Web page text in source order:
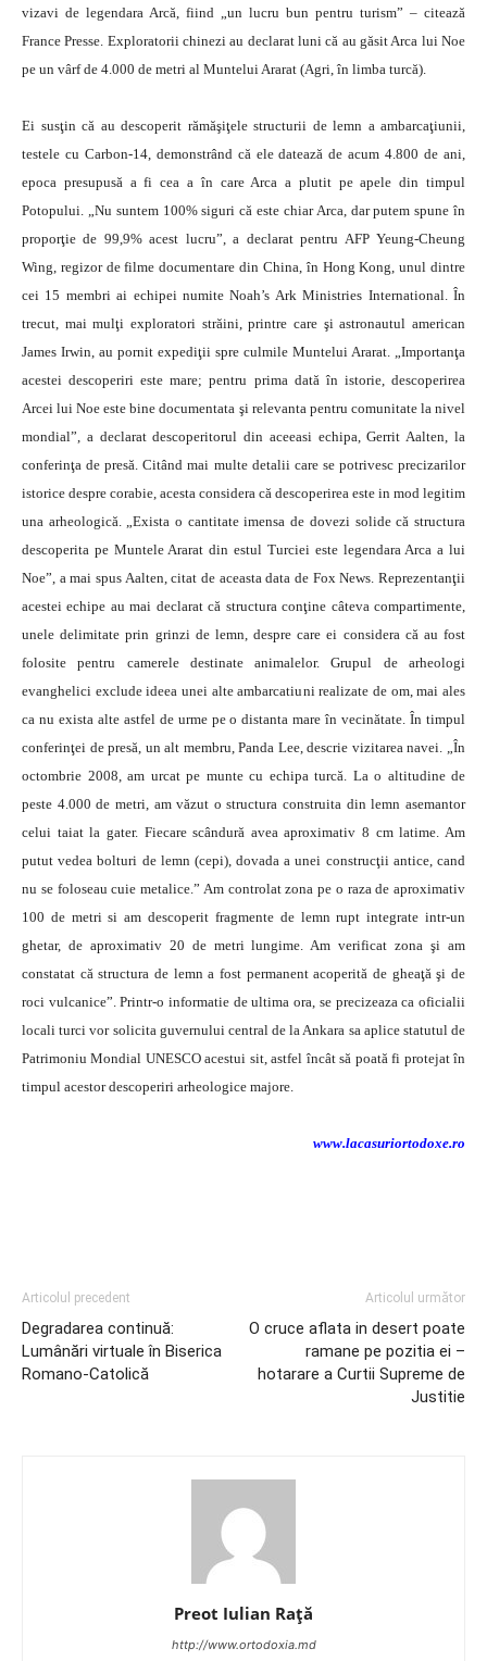
vizavi de legendara Arcă, fiind „un lucru bun pentru turism” – citează
France Presse. Exploratorii chinezi au declarat luni că au găsit Arca lui Noe
pe un vârf de 4.000 de metri al Muntelui Ararat (Agri, în limba turcă).
Ei susţin că au descoperit rămăşiţele structurii de lemn a ambarcaţiunii,
testele cu Carbon-14, demonstrând că ele datează de acum 4.800 de ani,
epoca presupusă a fi cea a în care Arca a plutit pe apele din timpul
Potopului. „Nu suntem 100% siguri că este chiar Arca, dar putem spune în
proporţie de 99,9% acest lucru”, a declarat pentru AFP Yeung-Cheung
Wing, regizor de filme documentare din China, în Hong Kong, unul dintre
cei 15 membri ai echipei numite Noah’s Ark Ministries International. În
trecut, mai mulţi exploratori străini, printre care şi astronautul american
James Irwin, au pornit expediţii spre culmile Muntelui Ararat. „Importanţa
acestei descoperiri este mare; pentru prima dată în istorie, descoperirea
Arcei lui Noe este bine documentata şi relevanta pentru comunitate la nivel
mondial”, a declarat descoperitorul din aceeasi echipa, Gerrit Aalten, la
conferinţa de presă. Citând mai multe detalii care se potrivesc precizarilor
istorice despre corabie, acesta considera că descoperirea este in mod legitim
una arheologică. „Exista o cantitate imensa de dovezi solide că structura
descoperita pe Muntele Ararat din estul Turciei este legendara Arca a lui
Noe”, a mai spus Aalten, citat de aceasta data de Fox News. Reprezentanţii
acestei echipe au mai declarat că structura conţine câteva compartimente,
unele delimitate prin grinzi de lemn, despre care ei considera că au fost
folosite pentru camerele destinate animalelor. Grupul de arheologi
evanghelici exclude ideea unei alte ambarcatiuni realizate de om, mai ales
ca nu exista alte astfel de urme pe o distanta mare în vecinătate. În timpul
conferinţei de presă, un alt membru, Panda Lee, descrie vizitarea navei. „În
octombrie 2008, am urcat pe munte cu echipa turcă. La o altitudine de
peste 4.000 de metri, am văzut o structura construita din lemn asemantor
celui taiat la gater. Fiecare scândură avea aproximativ 8 cm latime. Am
putut vedea bolturi de lemn (cepi), dovada a unei construcţii antice, cand
nu se foloseau cuie metalice.” Am controlat zona pe o raza de aproximativ
100 de metri si am descoperit fragmente de lemn rupt integrate intr-un
ghetar, de aproximativ 20 de metri lungime. Am verificat zona şi am
constatat că structura de lemn a fost permanent acoperită de gheaţă şi de
roci vulcanice”. Printr-o informatie de ultima ora, se precizeaza ca oficialii
locali turci vor solicita guvernului central de la Ankara sa aplice statutul de
Patrimoniu Mondial UNESCO acestui sit, astfel încât să poată fi protejat în
timpul acestor descoperiri arheologice majore.
www.lacasuriortodoxe.ro
Articolul precedent
Degradarea continuă:
Lumânări virtuale în Biserica
Romano-Catolică
Articolul următor
O cruce aflata in desert poate
ramane pe pozitia ei –
hotarare a Curtii Supreme de
Justitie
Preot Iulian Raţă
http://www.ortodoxia.md